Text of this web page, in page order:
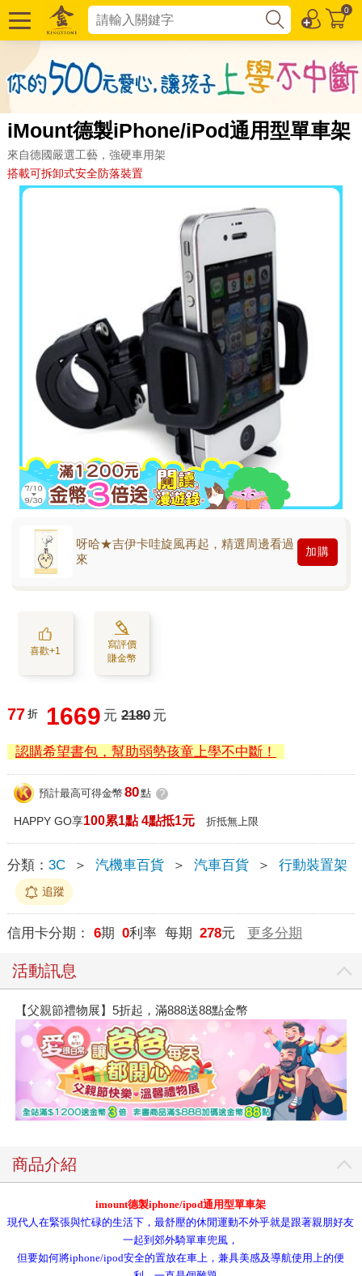
0
iMount德製iPhone/iPod通用型單車架
來自德國嚴選工藝，強硬車用架
搭載可拆卸式安全防落裝置
呀哈★吉伊卡哇旋風再起，精選周邊看過
來
加購
喜歡+1
寫評價
賺金幣
77 折 1669 元 2180 元
認購希望書包，幫助弱勢孩童上學不中斷！
預計最高可得金幣 80點 ?
HAPPY GO享100累1點 4點抵1元 折抵無上限
分類： 3C ＞ 汽機車百貨 ＞ 汽車百貨 ＞ 行動裝置架
追蹤
信用卡分期： 6期 0利率 每期 278元 更多分期
活動訊息
【父親節禮物展】5折起，滿888送88點金幣
商品介紹
imount德製iphone/ipod通用型單車架
現代人在緊張與忙碌的生活下，最舒壓的休閒運動不外乎就是跟著親朋好友
一起到郊外騎單車兜風，
但要如何將iphone/ipod安全的置放在車上，兼具美感及導航使用上的便